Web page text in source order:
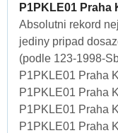
P1PKLE01 Praha
Absolutni rekord
jediny pripad
(podle 123-1998-
P1PKLE01 Praha
P1PKLE01 Praha
P1PKLE01 Praha
P1PKLE01 Praha